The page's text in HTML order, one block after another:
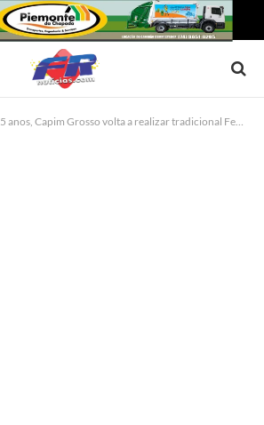
Capim Grosso volta a realizar tradicional Festa de Vaqueiros